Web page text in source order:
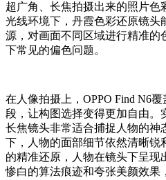
超广角、长焦拍摄出来的照片
光线环境下，丹霞色彩还原镜头
源，对画面不同区域进行精准的
下常见的偏色问题。
在人像拍摄上，OPPO Find N6
段，让构图选择变得更加自由。
长焦镜头非常适合捕捉人物的神
下，人物的面部细节依然清晰锐
的精准还原，人物在镜头下呈现
惨白的算法痕迹和夸张美颜效果